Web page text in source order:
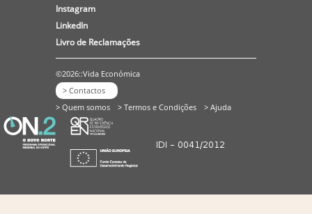
Instagram
LinkedIn
Livro de Reclamações
©2026::Vida Económica
> Contactos
> Quem somos
> Termos e Condições > Ajuda